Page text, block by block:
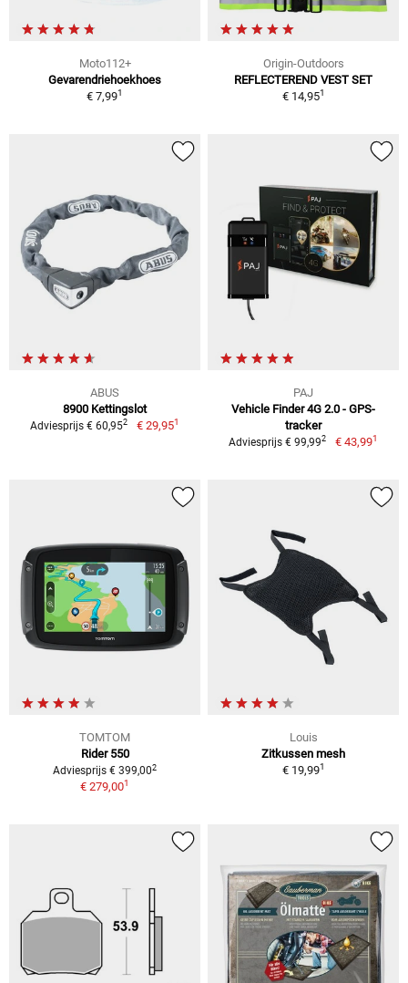
Moto112+
Gevarendriehoekhoes
€ 7,991
Origin-Outdoors
REFLECTEREND VEST SET
€ 14,951
ABUS
8900 Kettingslot
Adviesprijs € 60,952 € 29,951
PAJ
Vehicle Finder 4G 2.0 - GPS-
tracker
Adviesprijs € 99,992 € 43,991
TOMTOM
Rider 550
Adviesprijs € 399,002
€ 279,001
Louis
Zitkussen mesh
€ 19,991